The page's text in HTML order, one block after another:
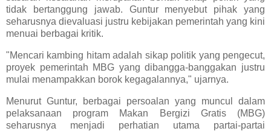
tidak bertanggung jawab. Guntur menyebut pihak yang
seharusnya dievaluasi justru kebijakan pemerintah yang kini
menuai berbagai kritik.
"Mencari kambing hitam adalah sikap politik yang pengecut,
proyek pemerintah MBG yang dibangga-banggakan justru
mulai menampakkan borok kegagalannya," ujarnya.
Menurut Guntur, berbagai persoalan yang muncul dalam
pelaksanaan program Makan Bergizi Gratis (MBG)
seharusnya menjadi perhatian utama partai-partai